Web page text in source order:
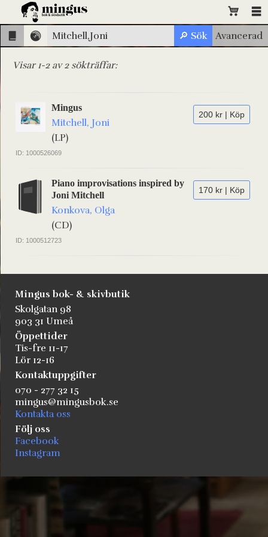
Visar 1-2 av 2 sökträffar:
200 kr | Köp
Mingus
Mitchell, Joni
(LP)
ID: 1000526069
170 kr | Köp
Piano improvisations inspired by
Joni Mitchell
Konkova, Olga
(CD)
ID: 1000512723
Mingus bok- & skivbutik
Skolgatan 98
903 31 Umeå
Öppettider
Tis-fre 11-17
Lör 12-16
Kontaktuppgifter
070 - 277 32 15
mingus@mingusbok.se
Kontakta oss
Följ oss
Facebook
Instagram